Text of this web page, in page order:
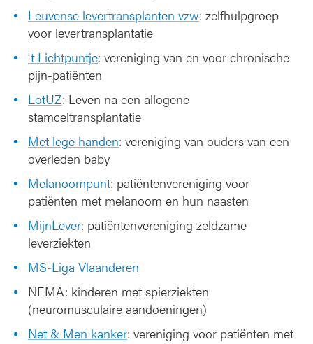
Leuvense levertransplanten vzw: zelfhulpgroep
voor levertransplantatie
't Lichtpuntje: vereniging van en voor chronische
pijn-patiënten
LotUZ: Leven na een allogene
stamceltransplantatie
Met lege handen: vereniging van ouders van een
overleden baby
Melanoompunt: patiëntenvereniging voor
patiënten met melanoom en hun naasten
MijnLever: patiëntenvereniging zeldzame
leverziekten
MS-Liga Vlaanderen
NEMA: kinderen met spierziekten
(neuromusculaire aandoeningen)
Net & Men kanker: vereniging voor patiënten met